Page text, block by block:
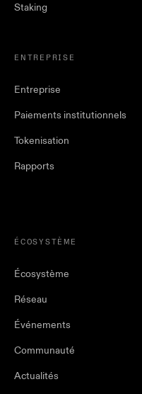
Staking
ENTREPRISE
Entreprise
Paiements institutionnels
Tokenisation
Rapports
ÉCOSYSTÈME
Écosystème
Réseau
Événements
Communauté
Actualités